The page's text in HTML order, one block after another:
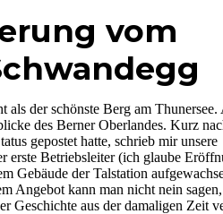
vom
als der schönste Berg am
des Berner Oberlandes. Kurz
gepostet hatte, schrieb mir unsere
erste Betriebsleiter (ich glaube
Gebäude der Talstation
Angebot kann man nicht nein
Geschichte aus der damaligen Zeit